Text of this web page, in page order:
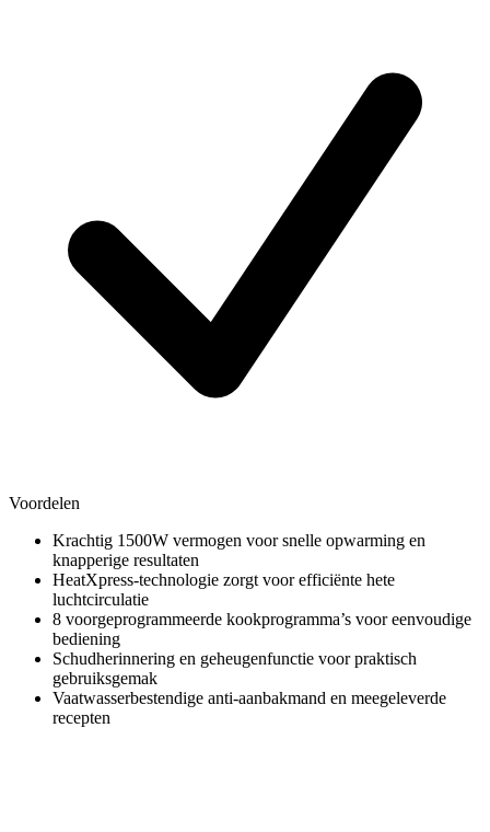
Voordelen
Krachtig 1500W vermogen voor snelle opwarming en
knapperige resultaten
HeatXpress-technologie zorgt voor efficiënte hete
luchtcirculatie
8 voorgeprogrammeerde kookprogramma’s voor eenvoudige
bediening
Schudherinnering en geheugenfunctie voor praktisch
gebruiksgemak
Vaatwasserbestendige anti-aanbakmand en meegeleverde
recepten